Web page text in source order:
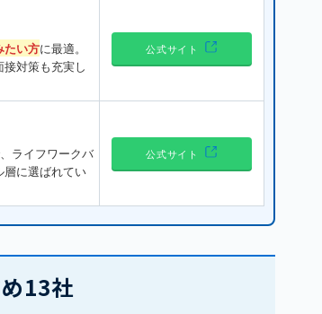
たい方に最適。
対策も充実し
公式サイト
ライフワークバ
層に選ばれてい
公式サイト
13社